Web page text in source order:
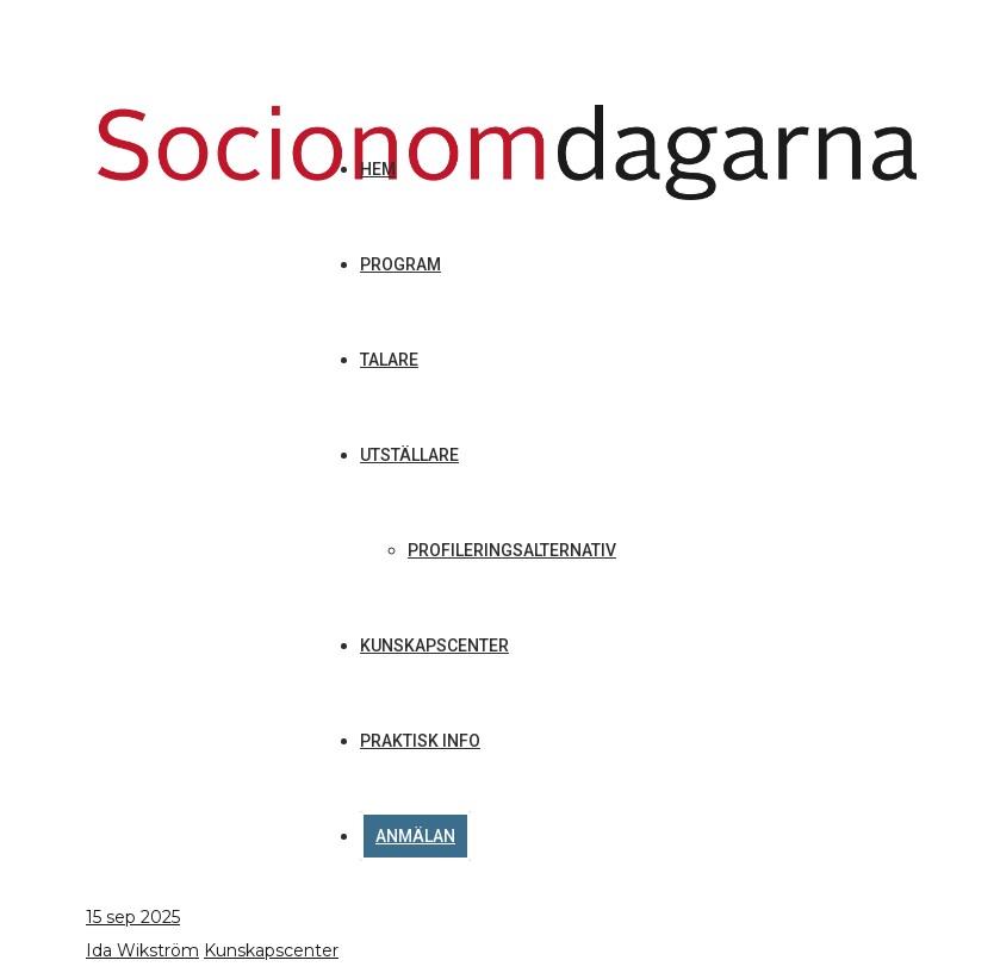
HEM
PROGRAM
TALARE
UTSTÄLLARE
PROFILERINGSALTERNATIV
KUNSKAPSCENTER
PRAKTISK INFO
ANMÄLAN
15 sep 2025
Ida Wikström Kunskapscenter